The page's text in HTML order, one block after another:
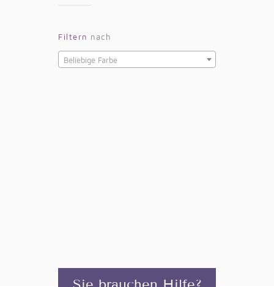
Filtern nach
Beliebige Farbe